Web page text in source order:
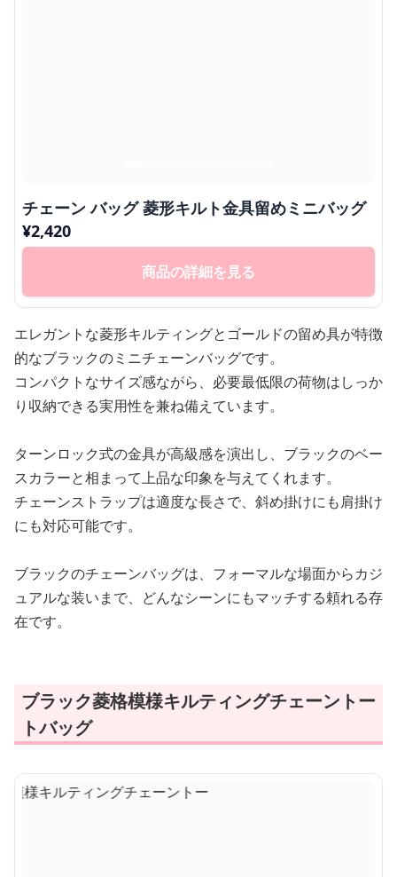
チェーン バッグ 菱形キルト金具留めミニバッグ
¥2,420
商品の詳細を見る
エレガントな菱形キルティングとゴールドの留め具が特徴
的なブラックのミニチェーンバッグです。
コンパクトなサイズ感ながら、必要最低限の荷物はしっか
り収納できる実用性を兼ね備えています。
ターンロック式の金具が高級感を演出し、ブラックのベー
スカラーと相まって上品な印象を与えてくれます。
チェーンストラップは適度な長さで、斜め掛けにも肩掛け
にも対応可能です。
ブラックのチェーンバッグは、フォーマルな場面からカジ
ュアルな装いまで、どんなシーンにもマッチする頼れる存
在です。
ブラック菱格模様キルティングチェーントー
トバッグ